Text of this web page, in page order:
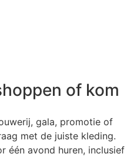
of kom
gala, promotie of
met de juiste kleding.
één avond huren, inclusief